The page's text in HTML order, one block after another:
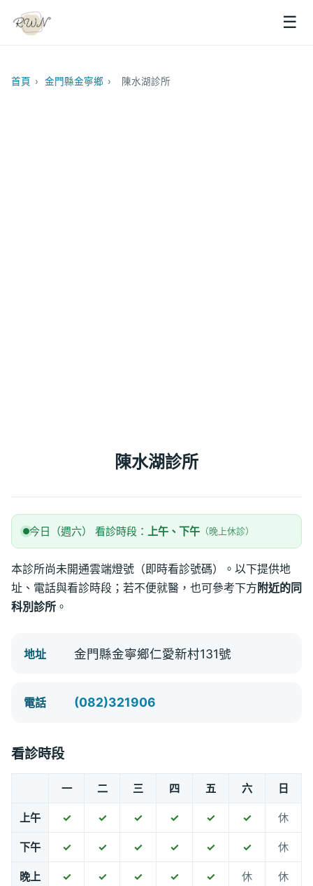
☰
首頁 › 金門縣金寧鄉 › 陳水湖診所
陳水湖診所
今日（週六） 看診時段： 上午、下午 （晚上休診）
本診所尚未開通雲端燈號（即時看診號碼）。以下提供地
址、電話與看診時段；若不便就醫，也可參考下方 附近的同
科別診所 。
地址 金門縣金寧鄉仁愛新村131號
電話 (082)321906
看診時段
一 二 三 四 五 六 日
上午 ✓ ✓ ✓ ✓ ✓ ✓ 休
下午 ✓ ✓ ✓ ✓ ✓ ✓ 休
晚上 ✓ ✓ ✓ ✓ ✓ 休 休